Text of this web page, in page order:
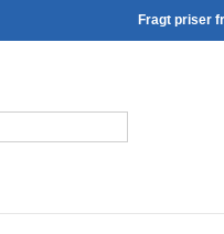
Fragt priser